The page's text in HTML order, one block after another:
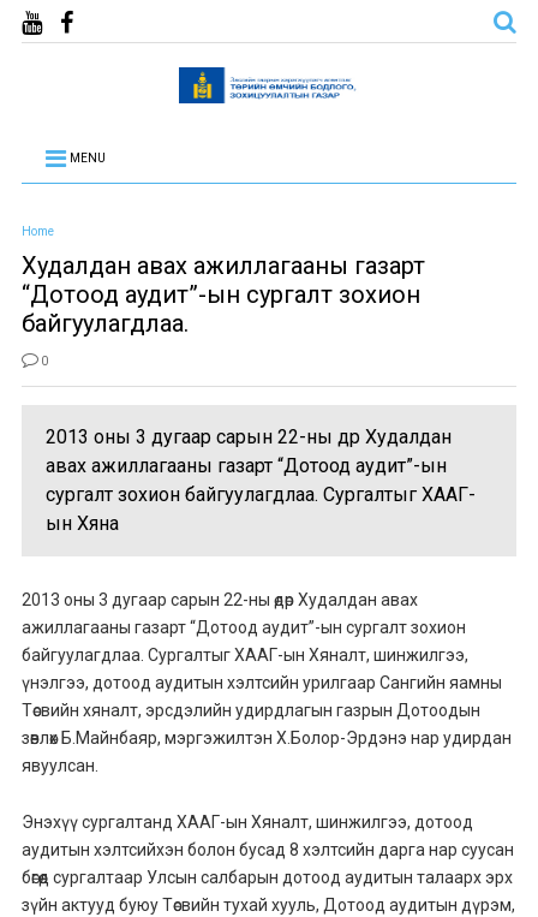
MENU
Home
Худалдан авах ажиллагааны газарт
“Дотоод аудит”-ын сургалт зохион
байгуулагдлаа.
0
2013 оны 3 дугаар сарын 22-ны өдөр Худалдан
авах ажиллагааны газарт “Дотоод аудит”-ын
сургалт зохион байгуулагдлаа. Сургалтыг ХААГ-
ын Хяна
2013 оны 3 дугаар сарын 22-ны өдөр Худалдан авах
ажиллагааны газарт “Дотоод аудит”-ын сургалт зохион
байгуулагдлаа. Сургалтыг ХААГ-ын Хяналт, шинжилгээ,
үнэлгээ, дотоод аудитын хэлтсийн урилгаар Сангийн яамны
Төсвийн хяналт, эрсдэлийн удирдлагын газрын Дотоодын
зөвлөх Б.Майнбаяр, мэргэжилтэн Х.Болор-Эрдэнэ нар удирдан
явуулсан.
Энэхүү сургалтанд ХААГ-ын Хяналт, шинжилгээ, дотоод
аудитын хэлтсийхэн болон бусад 8 хэлтсийн дарга нар суусан
бөгөөд сургалтаар Улсын салбарын дотоод аудитын талаарх эрх
зүйн актууд буюу Төсвийн тухай хууль, Дотоод аудитын дүрэм,